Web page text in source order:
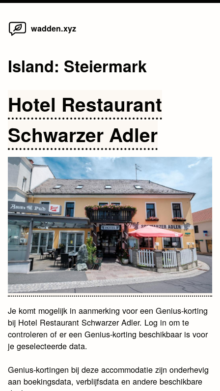
Skip
wadden.xyz
Island: Steiermark
Hotel Restaurant
Schwarzer Adler
Je komt mogelijk in aanmerking voor een Genius-korting
bij Hotel Restaurant Schwarzer Adler. Log in om te
controleren of er een Genius-korting beschikbaar is voor
je geselecteerde data.
Genius-kortingen bij deze accommodatie zijn onderhevig
aan boekingsdata, verblijfsdata en andere beschikbare